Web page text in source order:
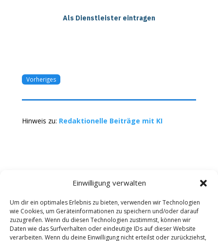
Einwilligung verwalten
Um dir ein optimales Erlebnis zu bieten, verwenden wir Technologien
wie Cookies, um Geräteinformationen zu speichern und/oder darauf
zuzugreifen. Wenn du diesen Technologien zustimmst, können wir
Daten wie das Surfverhalten oder eindeutige IDs auf dieser Website
verarbeiten. Wenn du deine Einwilligung nicht erteilst oder zurückziehst,
Als Dienstleister eintragen
Vorheriges
Hinweis zu: Redaktionelle Beiträge mit KI
Kontakt Impressum
Datenschutz
Werbung buchen
AGB